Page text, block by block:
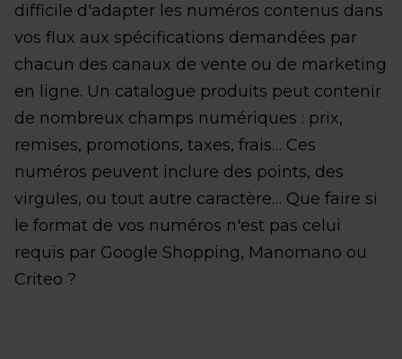
difficile d'adapter les numéros contenus dans
vos flux aux spécifications demandées par
chacun des canaux de vente ou de marketing
en ligne. Un catalogue produits peut contenir
de nombreux champs numériques : prix,
remises, promotions, taxes, frais… Ces
numéros peuvent inclure des points, des
virgules, ou tout autre caractère… Que faire si
le format de vos numéros n'est pas celui
requis par Google Shopping, Manomano ou
Criteo ?